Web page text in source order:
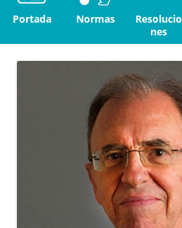
Portada Normas
Resolucio
nes